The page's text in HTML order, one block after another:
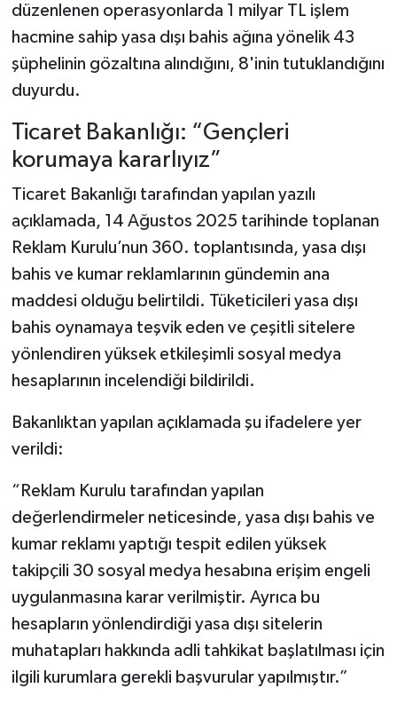
düzenlenen operasyonlarda 1 milyar TL işlem
hacmine sahip yasa dışı bahis ağına yönelik 43
şüphelinin gözaltına alındığını, 8'inin tutuklandığını
duyurdu.
Ticaret Bakanlığı: “Gençleri
korumaya kararlıyız”
Ticaret Bakanlığı tarafından yapılan yazılı
açıklamada, 14 Ağustos 2025 tarihinde toplanan
Reklam Kurulu’nun 360. toplantısında, yasa dışı
bahis ve kumar reklamlarının gündemin ana
maddesi olduğu belirtildi. Tüketicileri yasa dışı
bahis oynamaya teşvik eden ve çeşitli sitelere
yönlendiren yüksek etkileşimli sosyal medya
hesaplarının incelendiği bildirildi.
Bakanlıktan yapılan açıklamada şu ifadelere yer
verildi:
“Reklam Kurulu tarafından yapılan
değerlendirmeler neticesinde, yasa dışı bahis ve
kumar reklamı yaptığı tespit edilen yüksek
takipçili 30 sosyal medya hesabına erişim engeli
uygulanmasına karar verilmiştir. Ayrıca bu
hesapların yönlendirdiği yasa dışı sitelerin
muhatapları hakkında adli tahkikat başlatılması için
ilgili kurumlara gerekli başvurular yapılmıştır.”